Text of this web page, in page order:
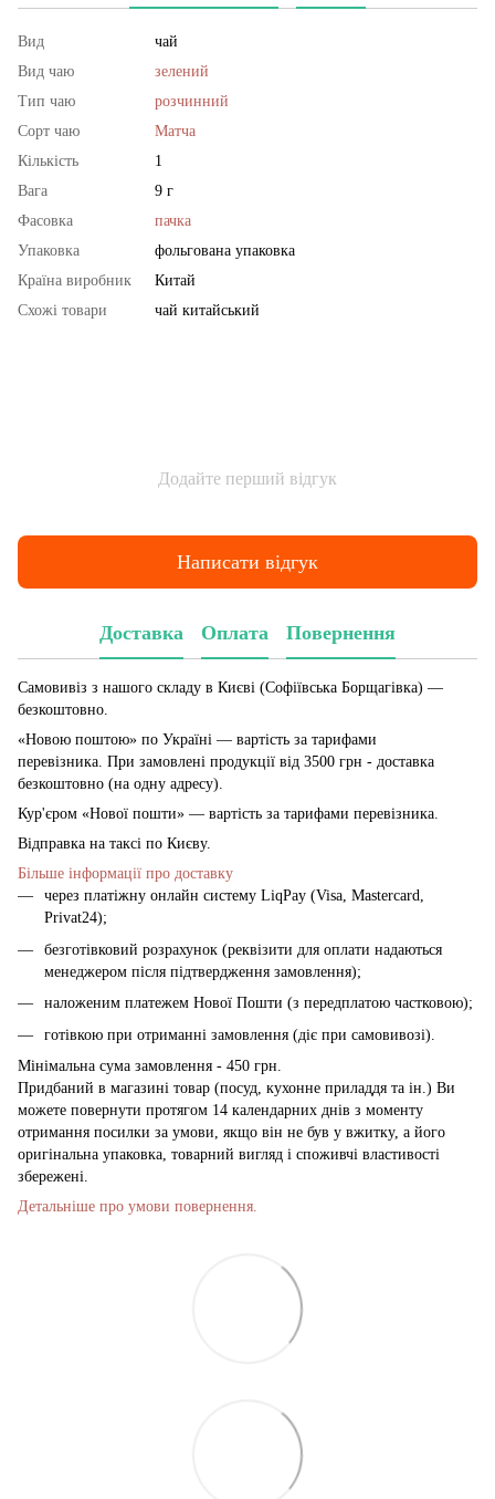
Вид
чай
Вид чаю
зелений
Тип чаю
розчинний
Сорт чаю
Матча
Кількість
1
Вага
9 г
Фасовка
пачка
Упаковка
фольгована упаковка
Країна виробник
Китай
Схожі товари
чай китайський
Додайте перший відгук
Написати відгук
Доставка Оплата Повернення
Самовивіз з нашого складу в Києві (Софіївська Борщагівка) —
безкоштовно.
«Новою поштою» по Україні — вартість за тарифами
перевізника. При замовлені продукції від 3500 грн - доставка
безкоштовно (на одну адресу).
Кур'єром «Нової пошти» — вартість за тарифами перевізника.
Відправка на таксі по Києву.
Більше інформації про доставку
через платіжну онлайн систему LiqPay (Visa, Mastercard,
Privat24);
безготівковий розрахунок (реквізити для оплати надаються
менеджером після підтвердження замовлення);
наложеним платежем Нової Пошти (з передплатою частковою);
готівкою при отриманні замовлення (діє при самовивозі).
Мінімальна сума замовлення - 450 грн.
Придбаний в магазині товар (посуд, кухонне приладдя та ін.) Ви
можете повернути протягом 14 календарних днів з моменту
отримання посилки за умови, якщо він не був у вжитку, а його
оригінальна упаковка, товарний вигляд і споживчі властивості
збережені.
Детальніше про умови повернення.